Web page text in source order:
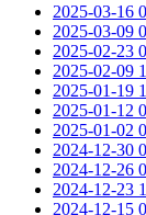
2025-03-16
2025-03-09
2025-02-23
2025-02-09
2025-01-19
2025-01-12
2025-01-02
2024-12-30
2024-12-26
2024-12-23
2024-12-15